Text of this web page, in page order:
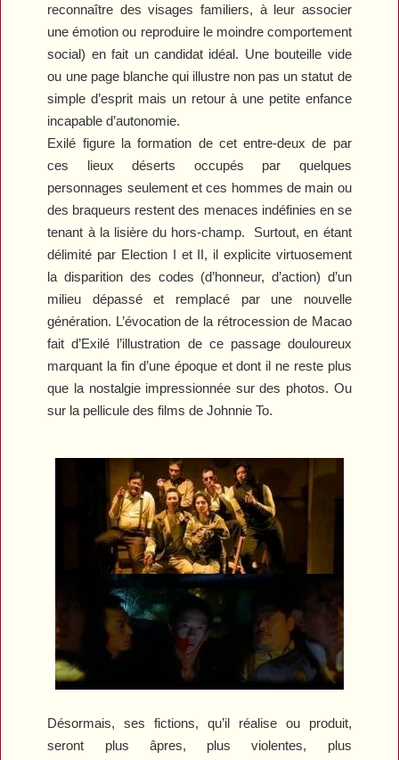
reconnaître des visages familiers, à leur associer
une émotion ou reproduire le moindre comportement
social) en fait un candidat idéal. Une bouteille vide
ou une page blanche qui illustre non pas un statut de
simple d’esprit mais un retour à une petite enfance
incapable d’autonomie.
Exilé figure la formation de cet entre-deux de par
ces lieux déserts occupés par quelques
personnages seulement et ces hommes de main ou
des braqueurs restent des menaces indéfinies en se
tenant à la lisière du hors-champ.
Surtout, en étant
délimité par Election I et II, il explicite virtuosement
la disparition des codes (d’honneur, d’action) d’un
milieu dépassé et remplacé par une nouvelle
génération. L’évocation de la rétrocession de Macao
fait d’Exilé l’illustration de ce passage douloureux
marquant la fin d’une époque et dont il ne reste plus
que la nostalgie impressionnée sur des photos. Ou
sur la pellicule des films de Johnnie To.
Désormais, ses fictions, qu’il réalise ou produit,
seront plus âpres, plus violentes, plus